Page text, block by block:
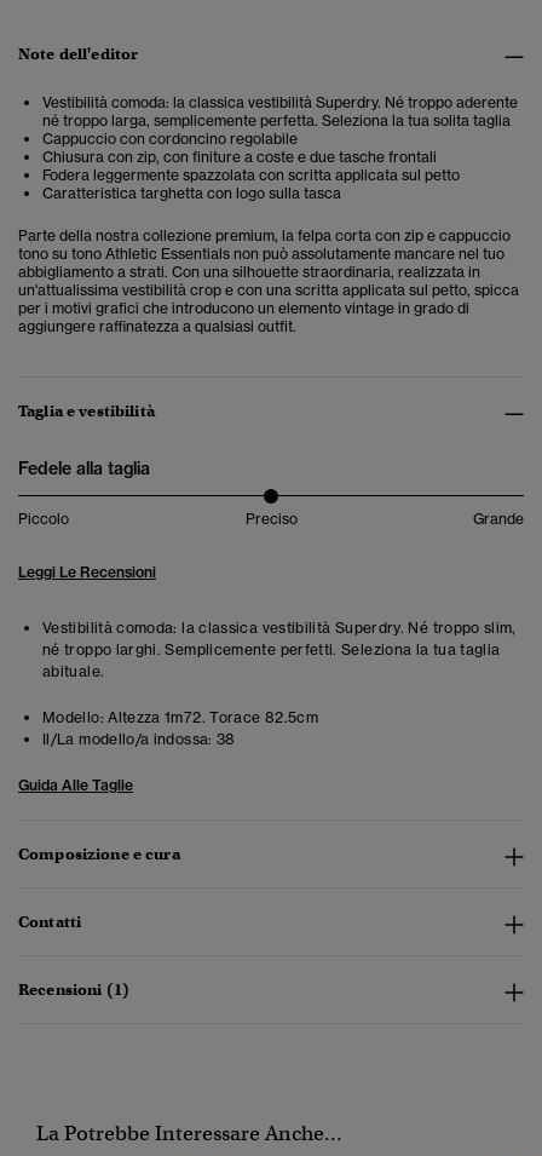
Note dell'editor
Vestibilità comoda: la classica vestibilità Superdry. Né troppo aderente
né troppo larga, semplicemente perfetta. Seleziona la tua solita taglia
Cappuccio con cordoncino regolabile
Chiusura con zip, con finiture a coste e due tasche frontali
Fodera leggermente spazzolata con scritta applicata sul petto
Caratteristica targhetta con logo sulla tasca
Parte della nostra collezione premium, la felpa corta con zip e cappuccio
tono su tono Athletic Essentials non può assolutamente mancare nel tuo
abbigliamento a strati. Con una silhouette straordinaria, realizzata in
un'attualissima vestibilità crop e con una scritta applicata sul petto, spicca
per i motivi grafici che introducono un elemento vintage in grado di
aggiungere raffinatezza a qualsiasi outfit.
Taglia e vestibilità
Fedele alla taglia
Piccolo Preciso Grande
Leggi Le Recensioni
Vestibilità comoda: la classica vestibilità Superdry. Né troppo slim,
né troppo larghi. Semplicemente perfetti. Seleziona la tua taglia
abituale.
Modello: Altezza 1m72. Torace 82.5cm
Il/La modello/a indossa: 38
Guida Alle Taglie
Composizione e cura
Contatti
Recensioni (1)
La Potrebbe Interessare Anche...